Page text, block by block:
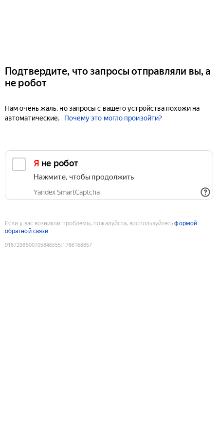
Подтвердите, что запросы отправляли вы, а
не робот
Нам очень жаль, но запросы с вашего устройства похожи на
автоматические.
Почему это могло произойти?
Я не робот
Нажмите, чтобы продолжить
Yandex SmartCaptcha
Если у вас возникли проблемы, пожалуйста, воспользуйтесьформой
обратной связи
9187298500705846555:1786168857